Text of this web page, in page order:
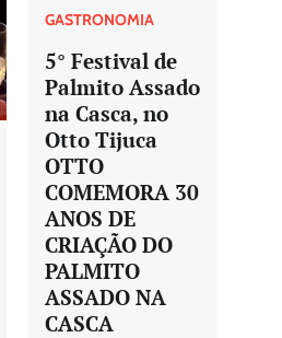
GASTRONOMIA
5° Festival de
Palmito Assado
na Casca, no
Otto Tijuca
OTTO
COMEMORA 30
ANOS DE
CRIAÇÃO DO
PALMITO
ASSADO NA
CASCA